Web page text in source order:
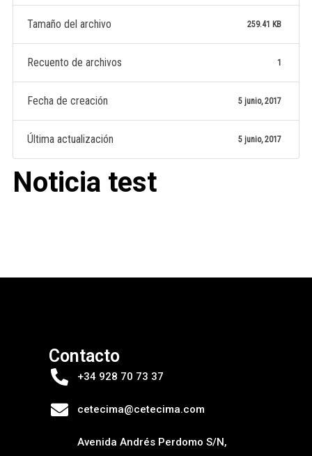
Tamaño del archivo 259.41 KB
Recuento de archivos 1
Fecha de creación 5 junio, 2017
Última actualización 5 junio, 2017
Noticia test
Contacto
+34 928 70 73 37
cetecima@cetecima.com
Avenida Andrés Perdomo S/N,